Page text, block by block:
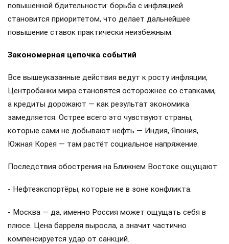
повышенной бдительности: борьба с инфляцией
становится приоритетом, что делает дальнейшее
повышение ставок практически неизбежным.
Закономерная цепочка событий
Все вышеуказанные действия ведут к росту инфляции,
Центробанки мира становятся осторожнее со ставками,
а кредиты дорожают — как результат экономика
замедляется. Острее всего это чувствуют страны,
которые сами не добывают нефть — Индия, Япония,
Южная Корея — там растёт социальное напряжение.
Последствия обострения на Ближнем Востоке ощущают:
- Нефтеэкспортёры, которые не в зоне конфликта.
- Москва — да, именно Россия может ощущать себя в
плюсе. Цена барреля выросла, а значит частично
компенсируется удар от санкций.